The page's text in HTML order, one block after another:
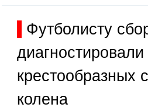
Футболисту
крестообразных
колена